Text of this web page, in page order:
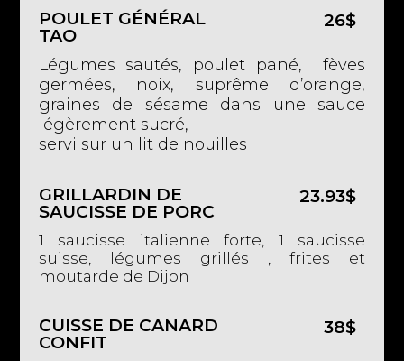
POULET GÉNÉRAL
TAO
Légumes sautés, poulet pané, fèves
germées, noix, suprême d’orange,
graines de sésame dans une sauce
légèrement sucré,
servi sur un lit de nouilles
26$
GRILLARDIN DE
SAUCISSE DE PORC
1 saucisse italienne forte, 1 saucisse
suisse, légumes grillés , frites et
moutarde de Dijon
23.93$
CUISSE DE CANARD
CONFIT
38$